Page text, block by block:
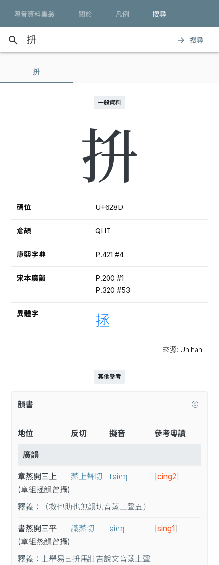
粵音資料集叢 關於 凡例 搜尋
search arrow_forward 搜尋
抍
一般資料
抍
碼位 U+628D
倉頡 QHT
康熙字典 P.421 #4
宋本廣韻
P.200 #1
P.320 #53
異體字 拯
來源: Unihan
其他參考
韻書
地位 反切 擬音 參考粵讀
廣韻
章蒸開三上
(章組拯韻曾攝)
蒸上聲切 tɕieŋ [cing2]
釋義： （救也助也無韻切音蒸上聲五）
書蒸開三平
(章組蒸韻曾攝)
識蒸切 ɕieŋ [sing1]
釋義： 上舉易曰抍馬壯吉說文音蒸上聲